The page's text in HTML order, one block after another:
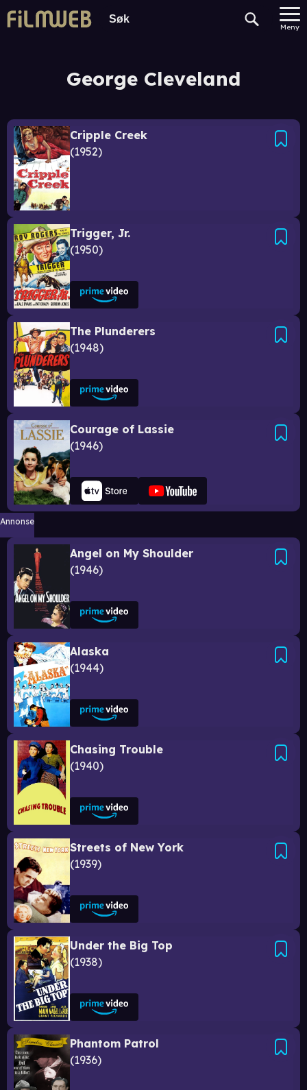
Meny
George Cleveland
Cripple Creek
1952
Trigger, Jr.
1950
The Plunderers
1948
Courage of Lassie
1946
Annonse
Angel on My Shoulder
1946
Alaska
1944
Chasing Trouble
1940
Streets of New York
1939
Under the Big Top
1938
Phantom Patrol
1936